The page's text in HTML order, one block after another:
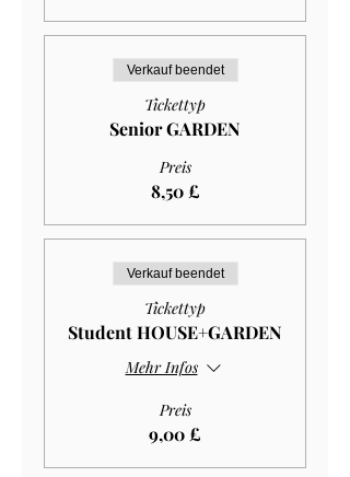
Verkauf beendet
Tickettyp
Senior GARDEN
Preis
8,50 £
Verkauf beendet
Tickettyp
Student HOUSE+GARDEN
Mehr Infos
Preis
9,00 £